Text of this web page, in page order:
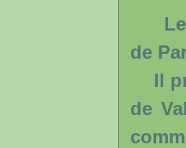
Les
de
Il
de